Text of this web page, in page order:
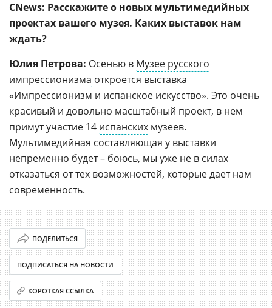
CNews: Расскажите о новых мультимедийных
проектах вашего музея. Каких выставок нам
ждать?
Юлия Петрова: Осенью в Музее русского
импрессионизма откроется выставка
«Импрессионизм и испанское искусство». Это очень
красивый и довольно масштабный проект, в нем
примут участие 14 испанских музеев.
Мультимедийная составляющая у выставки
непременно будет – боюсь, мы уже не в силах
отказаться от тех возможностей, которые дает нам
современность.
ПОДЕЛИТЬСЯ
ПОДПИСАТЬСЯ НА НОВОСТИ
КОРОТКАЯ ССЫЛКА